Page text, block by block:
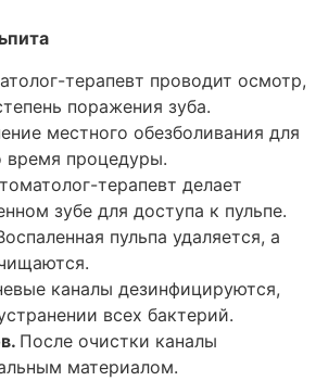
терапевт проводит осмотр,
поражения зуба.
местного обезболивания для
время процедуры.
терапевт делает
зубе для доступа к пульпе.
пульпа удаляется, а
каналы дезинфицируются,
всех бактерий.
После очистки каналы
материалом.